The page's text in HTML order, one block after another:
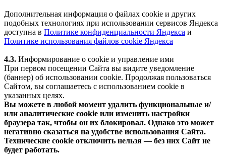
Дополнительная информация о файлах cookie и других
подобных технологиях при использовании сервисов Яндекса
доступна в Политике конфиденциальности Яндекса и
Политике использования файлов cookie Яндекса
4.3. Информирование о cookie и управление ими
При первом посещении Сайта вы видите уведомление
(баннер) об использовании cookie. Продолжая пользоваться
Сайтом, вы соглашаетесь с использованием cookie в
указанных целях.
Вы можете в любой момент удалить функциональные и/
или аналитические cookie или изменить настройки
браузера так, чтобы он их блокировал. Однако это может
негативно сказаться на удобстве использования Сайта.
Технические cookie отключить нельзя — без них Сайт не
будет работать.